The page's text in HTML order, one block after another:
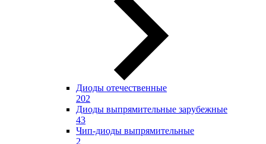
Диоды отечественные
202
Диоды выпрямительные зарубежные
43
Чип-диоды выпрямительные
2